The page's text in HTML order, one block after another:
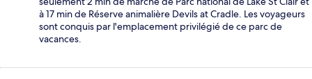
à 17 min de Réserve animalière Devils at Cradle. Les voyageurs
sont conquis par l'emplacement privilégié de ce parc de
vacances.